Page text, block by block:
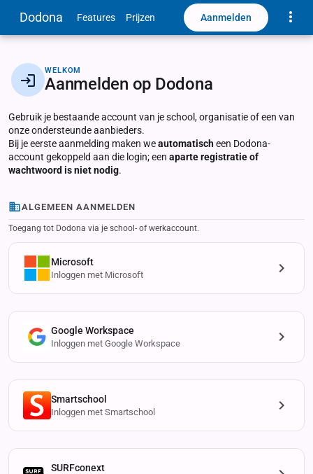
Dodona Features Prijzen Aanmelden
WELKOM
Aanmelden op Dodona
Gebruik je bestaande account van je school, organisatie of een van
onze ondersteunde aanbieders.
Bij je eerste aanmelding maken weautomatischeen Dodona-
account gekoppeld aan die login; een aparte registratie of
wachtwoord is niet nodig.
ALGEMEEN AANMELDEN
Toegang tot Dodona via je school- of werkaccount.
Microsoft
Inloggen met Microsoft
Google Workspace
Inloggen met Google Workspace
Smartschool
Inloggen met Smartschool
SURFconext